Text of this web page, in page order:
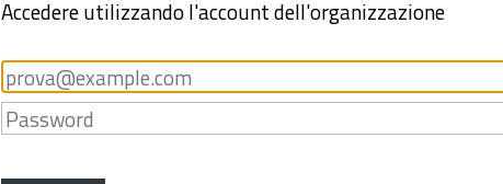
Accedere utilizzando l'account dell'organizzazione